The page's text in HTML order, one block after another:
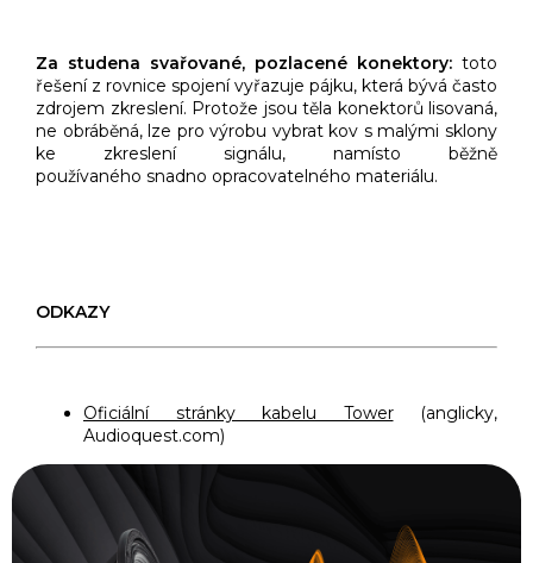
Za studena svařované, pozlacené konektory: toto
řešení z rovnice spojení vyřazuje pájku, která bývá často
zdrojem zkreslení. Protože jsou těla konektorů lisovaná,
ne obráběná, lze pro výrobu vybrat kov s malými sklony
ke zkreslení signálu, namísto běžně
používaného snadno opracovatelného materiálu.
ODKAZY
Oficiální stránky kabelu Tower(anglicky,
Audioquest.com)